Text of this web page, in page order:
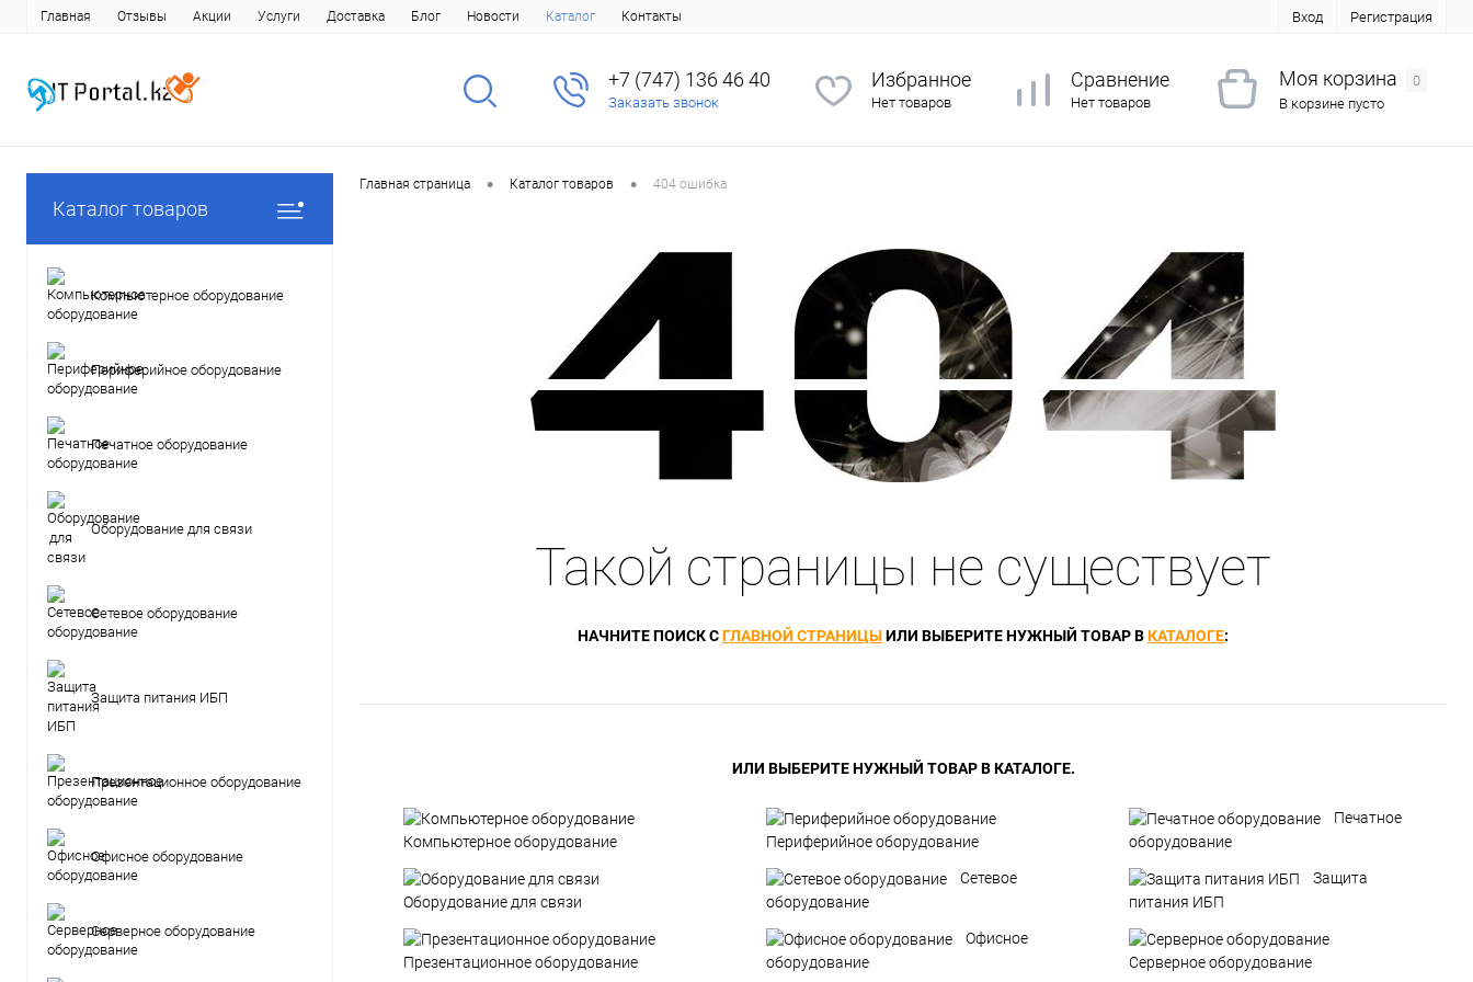
Главная Отзывы Акции Услуги Доставка Блог Новости Каталог Контакты Вход Регистрация
+7 (747) 136 46 40
Заказать звонок
Избранное
Нет товаров
Сравнение
Нет товаров
Моя корзина
0
В корзине пусто
Каталог товаров
Компьютерное оборудование
Периферийное оборудование
Печатное оборудование
Оборудование для связи
Сетевое оборудование
Защита питания ИБП
Презентационное оборудование
Офисное оборудование
Серверное оборудование
Главная страница • Каталог товаров • 404 ошибка
Такой страницы не существует
НАЧНИТЕ ПОИСК СГЛАВНОЙ СТРАНИЦЫИЛИ ВЫБЕРИТЕ НУЖНЫЙ ТОВАР ВКАТАЛОГЕ:
ИЛИ ВЫБЕРИТЕ НУЖНЫЙ ТОВАР В КАТАЛОГЕ.
Компьютерное оборудование Периферийное оборудование
Печатное
оборудование
Оборудование для связи
Сетевое
оборудование
Защита
питания ИБП
Презентационное оборудование
Офисное
оборудование
Серверное оборудование